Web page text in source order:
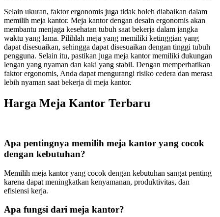
Selain ukuran, faktor ergonomis juga tidak boleh diabaikan dalam
memilih meja kantor. Meja kantor dengan desain ergonomis akan
membantu menjaga kesehatan tubuh saat bekerja dalam jangka
waktu yang lama. Pilihlah meja yang memiliki ketinggian yang
dapat disesuaikan, sehingga dapat disesuaikan dengan tinggi tubuh
pengguna. Selain itu, pastikan juga meja kantor memiliki dukungan
lengan yang nyaman dan kaki yang stabil. Dengan memperhatikan
faktor ergonomis, Anda dapat mengurangi risiko cedera dan merasa
lebih nyaman saat bekerja di meja kantor.
Harga Meja Kantor Terbaru
Apa pentingnya memilih meja kantor yang cocok
dengan kebutuhan?
Memilih meja kantor yang cocok dengan kebutuhan sangat penting
karena dapat meningkatkan kenyamanan, produktivitas, dan
efisiensi kerja.
Apa fungsi dari meja kantor?